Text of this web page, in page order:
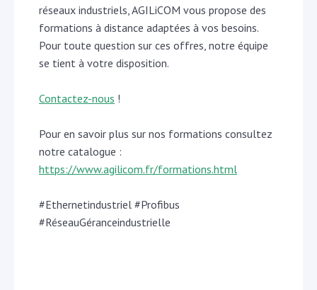
réseaux industriels, AGILiCOM vous propose des
formations à distance adaptées à vos besoins.
Pour toute question sur ces offres, notre équipe
se tient à votre disposition.
Contactez-nous !
Pour en savoir plus sur nos formations consultez
notre catalogue :
https://www.agilicom.fr/formations.html
#Ethernetindustriel #Profibus
#RéseauGéranceindustrielle